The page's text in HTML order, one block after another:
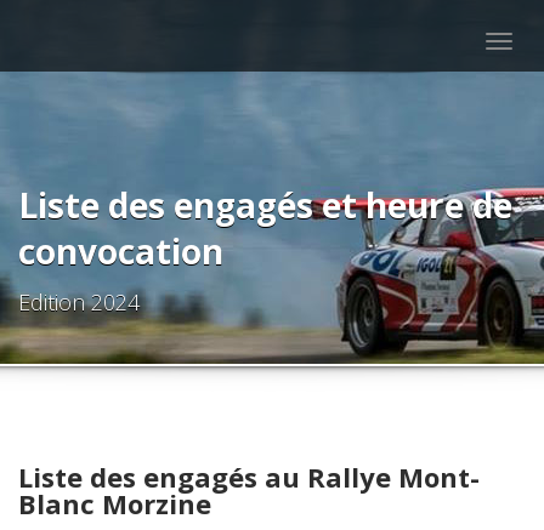
Liste des engagés et heure de
convocation
Edition 2024
Liste des engagés au Rallye Mont-
Blanc Morzine